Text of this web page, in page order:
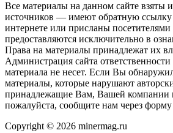
Все материалы на данном сайте взяты
источников — имеют обратную ссылку
интернете или присланы посетителями
предоставляются исключительно в
Права на материалы принадлежат их
Администрация сайта ответственности
материала не несет. Если Вы
материалы, которые нарушают
принадлежащие Вам, Вашей компании
пожалуйста, сообщите нам через форму
Copyright © 2026 minermag.ru